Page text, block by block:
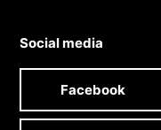
Social media
Facebook